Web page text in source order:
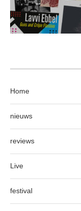
Home
nieuws
reviews
Live
festival